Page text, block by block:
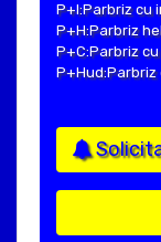
P+I:Parbriz cu
P+H:Parbriz
P+C:Parbriz
P+Hud:Parbriz